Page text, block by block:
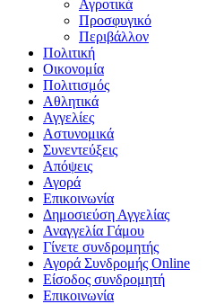
Αγροτικά
Προσφυγικό
Περιβάλλον
Πολιτική
Οικονομία
Πολιτισμός
Αθλητικά
Αγγελίες
Αστυνομικά
Συνεντεύξεις
Απόψεις
Αγορά
Επικοινωνία
Δημοσιεύση Αγγελίας
Αναγγελία Γάμου
Γίνετε συνδρομητής
Αγορά Συνδρομής Online
Είσοδος συνδρομητή
Επικοινωνία